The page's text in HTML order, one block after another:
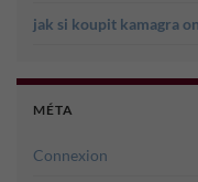
jak si koupit kamagra
MÉTA
Connexion